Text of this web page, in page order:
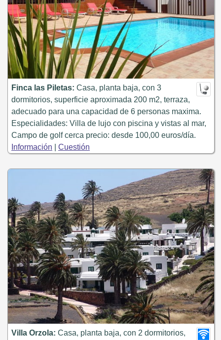
Finca las Piletas: Casa, planta baja, con 3
dormitorios, superficie aproximada 200 m2, terraza,
adecuado para una capacidad de 6 personas maxima.
Especialidades: Villa de lujo con piscina y vistas al mar,
Campo de golf cerca precio: desde 100,00 euros/día.
Información
Cuestión
Villa Orzola: Casa, planta baja, con 2 dormitorios,